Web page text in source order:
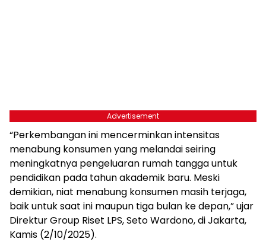
Advertisement
“Perkembangan ini mencerminkan intensitas
menabung konsumen yang melandai seiring
meningkatnya pengeluaran rumah tangga untuk
pendidikan pada tahun akademik baru. Meski
demikian, niat menabung konsumen masih terjaga,
baik untuk saat ini maupun tiga bulan ke depan,” ujar
Direktur Group Riset LPS, Seto Wardono, di Jakarta,
Kamis (2/10/2025).